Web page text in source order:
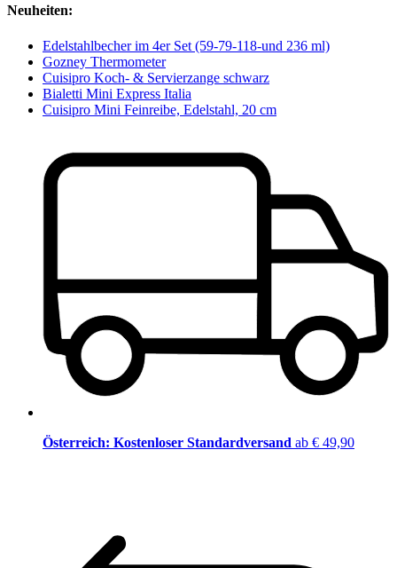
Neuheiten:
Edelstahlbecher im 4er Set (59-79-118-und 236 ml)
Gozney Thermometer
Cuisipro Koch- & Servierzange schwarz
Bialetti Mini Express Italia
Cuisipro Mini Feinreibe, Edelstahl, 20 cm
Österreich: Kostenloser Standardversand ab € 49,90